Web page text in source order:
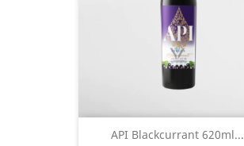
API Blackcurrant 620ml...